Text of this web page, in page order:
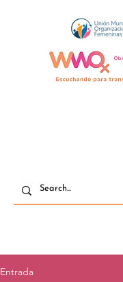
Entrada